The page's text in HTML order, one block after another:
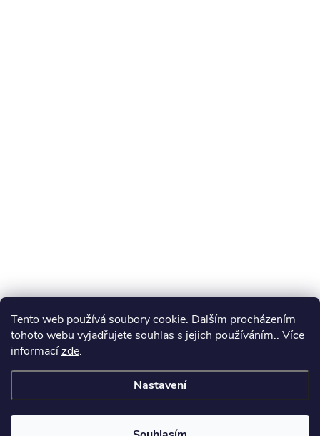
Tento web používá soubory cookie. Dalším procházením
tohoto webu vyjadřujete souhlas s jejich používáním.. Více
informacízde.
Nastavení